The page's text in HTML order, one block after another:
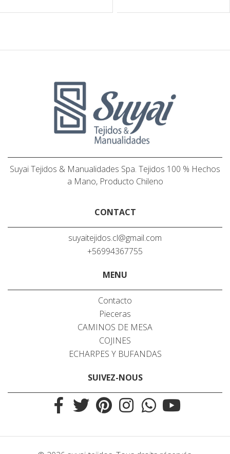
Suyai Tejidos & Manualidades Spa. Tejidos 100 % Hechos
a Mano, Producto Chileno
CONTACT
suyaitejidos.cl@gmail.com
+56994367755
MENU
Contacto
Pieceras
CAMINOS DE MESA
COJINES
ECHARPES Y BUFANDAS
SUIVEZ-NOUS